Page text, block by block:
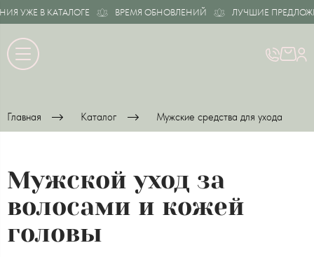
В КАТАЛОГЕ ВРЕМЯ ОБНОВЛЕНИЙ ЛУЧШИЕ
Главная Каталог Мужские средства для ухода
Мужской уход за
волосами и кожей
головы